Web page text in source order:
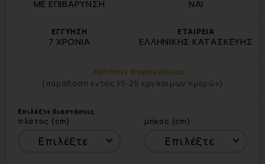
ΜΕ ΕΠΙΒΑΡΥΝΣΗ ΝΑΙ
ΕΓΓΥΗΣΗ
7 ΧΡΟΝΙΑ
ΕΤΑΙΡΕΙΑ
ΕΛΛΗΝΙΚΗΣ ΚΑΤΑΣΚΕΥΗΣ
Κατόπιν παραγγελίας :
(παράδοση εντός 15-25 εργάσιμων ημερών)
Επιλέξτε διαστάσεις
πλάτος (cm) μήκος (cm)